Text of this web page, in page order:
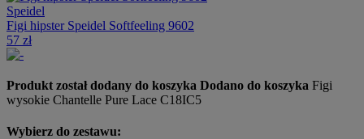
Speidel
Figi hipster Speidel Softfeeling 9602
57 zł
Produkt został dodany do koszyka Dodano do koszyka Figi
wysokie Chantelle Pure Lace C18IC5
Wybierz do zestawu: